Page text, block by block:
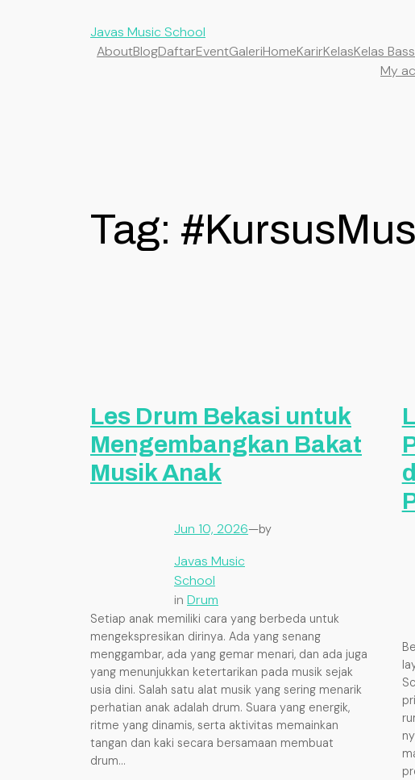
Javas Music School
AboutBlogDaftarEventGaleriHomeKarirKelasKelas Bass
My
Tag:
Les Drum Bekasi untuk
Mengembangkan Bakat
Musik Anak
Jun 10, 2026—by
Javas Music
School
in Drum
Setiap anak memiliki cara yang berbeda untuk
mengekspresikan dirinya. Ada yang senang
menggambar, ada yang gemar menari, dan ada juga
yang menunjukkan ketertarikan pada musik sejak
usia dini. Salah satu alat musik yang sering menarik
perhatian anak adalah drum. Suara yang energik,
ritme yang dinamis, serta aktivitas memainkan
tangan dan kaki secara bersamaan membuat
drum…